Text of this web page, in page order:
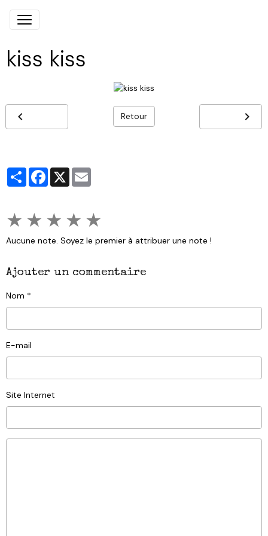
kiss kiss
Retour
PartagerFacebook
X
★ ★ ★ ★ ★
Aucune note. Soyez le premier à attribuer une note !
Ajouter un commentaire
Nom
E-mail
Site Internet